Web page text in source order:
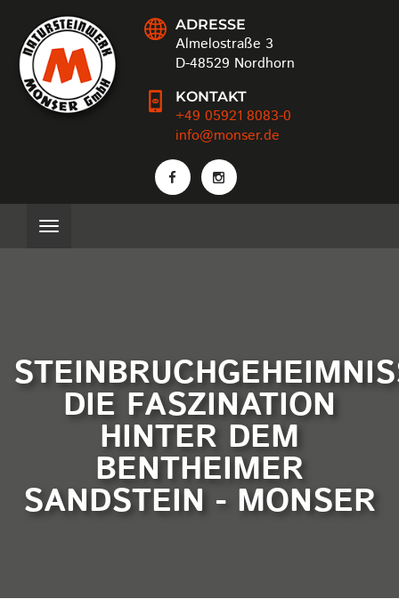
ADRESSE
Almelostraße 3
D-48529 Nordhorn
KONTAKT
+49 05921 8083-0
info@monser.de
DIE FASZINATION
HINTER DEM
BENTHEIMER
SANDSTEIN - MONSER